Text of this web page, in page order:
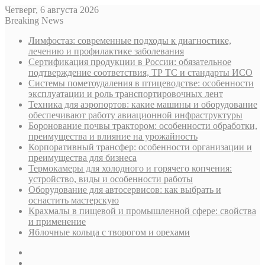
Четверг, 6 августа 2026
Breaking News
Лимфостаз: современные подходы к диагностике,
лечению и профилактике заболевания
Сертификация продукции в России: обязательное
подтверждение соответствия, ТР ТС и стандарты ИСО
Системы пометоудаления в птицеводстве: особенности
эксплуатации и роль транспортировочных лент
Техника для аэропортов: какие машины и оборудование
обеспечивают работу авиационной инфраструктуры
Боронование почвы трактором: особенности обработки,
преимущества и влияние на урожайность
Корпоративный трансфер: особенности организации и
преимущества для бизнеса
Термокамеры для холодного и горячего копчения:
устройство, виды и особенности работы
Оборудование для автосервисов: как выбрать и
оснастить мастерскую
Крахмалы в пищевой и промышленной сфере: свойства
и применение
Яблочные кольца с творогом и орехами